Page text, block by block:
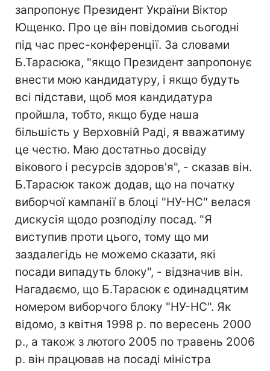
запропонує Президент України Віктор
Ющенко. Про це він повідомив сьогодні
під час прес-конференції. За словами
Б.Тарасюка, "якщо Президент запропонує
внести мою кандидатуру, і якщо будуть
всі підстави, щоб моя кандидатура
пройшла, тобто, якщо буде наша
більшість у Верховній Раді, я вважатиму
це честю. Маю достатньо досвіду
вікового і ресурсів здоров'я", - сказав він.
Б.Тарасюк також додав, що на початку
виборчої кампанії в блоці "НУ-НС" велася
дискусія щодо розподілу посад. "Я
виступив проти цього, тому що ми
заздалегідь не можемо сказати, які
посади випадуть блоку", - відзначив він.
Нагадаємо, що Б.Тарасюк є одинадцятим
номером виборчого блоку "НУ-НС". Як
відомо, з квітня 1998 р. по вересень 2000
р., а також з лютого 2005 по травень 2006
р. він працював на посаді міністра